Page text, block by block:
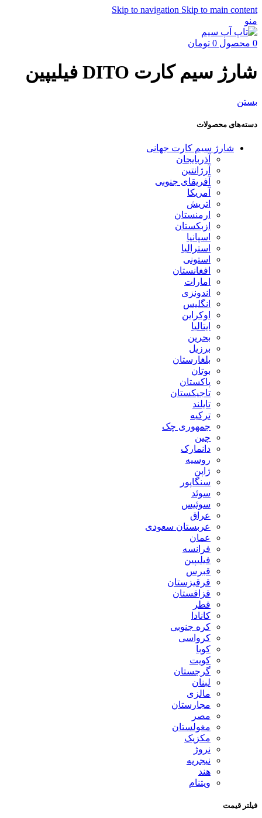
Skip to navigation Skip to main content
منو
0 محصول 0 تومان
شارژ سیم کارت DITO فیلیپین
بستن
دسته‌های محصولات
شارژ سیم کارت جهانی
آذربایجان
آرژانتین
آفریقای جنوبی
آمریکا
اتریش
ارمنستان
ازبکستان
اسپانیا
استرالیا
استونی
افغانستان
امارات
اندونزی
انگلیس
اوکراین
ایتالیا
بحرین
برزیل
بلغارستان
بوتان
پاکستان
تاجیکستان
تایلند
ترکیه
جمهوری چک
چین
دانمارک
روسیه
ژاپن
سنگاپور
سوئد
سوئیس
عراق
عربستان سعودی
عمان
فرانسه
فیلیپین
قبرس
قرقیزستان
قزاقستان
قطر
کانادا
کره جنوبی
کرواسی
کوبا
کویت
گرجستان
لبنان
مالزی
مجارستان
مصر
مغولستان
مکزیک
نروژ
نیجریه
هند
ویتنام
فیلتر قیمت